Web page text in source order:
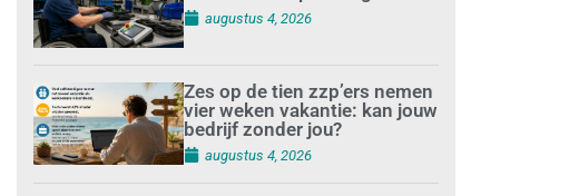
augustus 4, 2026
Zes op de tien zzp’ers nemen
vier weken vakantie: kan jouw
bedrijf zonder jou?
augustus 4, 2026